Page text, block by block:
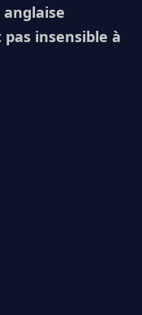
insensible à